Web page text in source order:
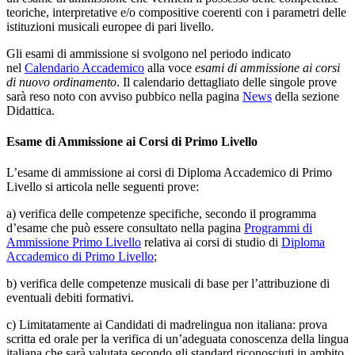
teoriche, interpretative e/o compositive coerenti con i parametri delle
istituzioni musicali europee di pari livello.
Gli esami di ammissione si svolgono nel periodo indicato
nel Calendario Accademico alla voce esami di ammissione ai corsi
di nuovo ordinamento. Il calendario dettagliato delle singole prove
sarà reso noto con avviso pubbico nella pagina News della sezione
Didattica.
Esame di Ammissione ai Corsi di Primo Livello
L’esame di ammissione ai corsi di Diploma Accademico di Primo
Livello si articola nelle seguenti prove:
a) verifica delle competenze specifiche, secondo il programma
d’esame che può essere consultato nella pagina Programmi di
Ammissione Primo Livello relativa ai corsi di studio di Diploma
Accademico di Primo Livello;
b) verifica delle competenze musicali di base per l’attribuzione di
eventuali debiti formativi.
c) Limitatamente ai Candidati di madrelingua non italiana: prova
scritta ed orale per la verifica di un’adeguata conoscenza della lingua